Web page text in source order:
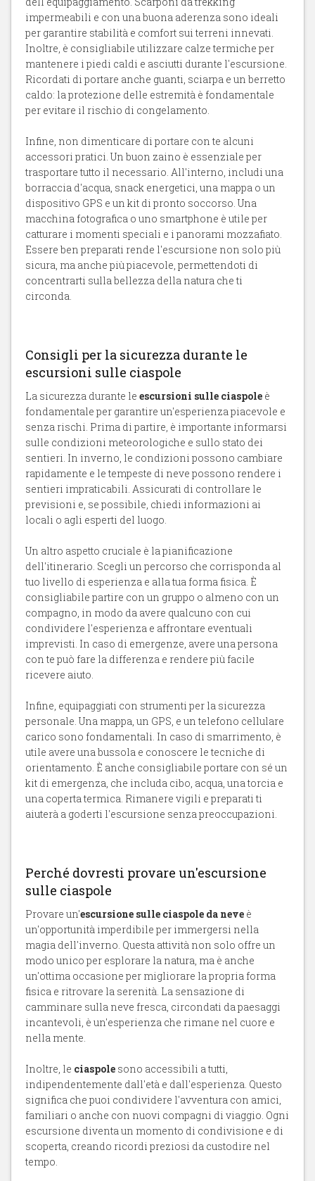
impermeabili e con una buona aderenza sono ideali
per garantire stabilità e comfort sui terreni innevati.
Inoltre, è consigliabile utilizzare calze termiche per
mantenere i piedi caldi e asciutti durante l'escursione.
Ricordati di portare anche guanti, sciarpa e un berretto
caldo: la protezione delle estremità è fondamentale
per evitare il rischio di congelamento.
Infine, non dimenticare di portare con te alcuni
accessori pratici. Un buon zaino è essenziale per
trasportare tutto il necessario. All'interno, includi una
borraccia d'acqua, snack energetici, una mappa o un
dispositivo GPS e un kit di pronto soccorso. Una
macchina fotografica o uno smartphone è utile per
catturare i momenti speciali e i panorami mozzafiato.
Essere ben preparati rende l'escursione non solo più
sicura, ma anche più piacevole, permettendoti di
concentrarti sulla bellezza della natura che ti
circonda.
Consigli per la sicurezza durante le
escursioni sulle ciaspole
La sicurezza durante le escursioni sulle ciaspole è
fondamentale per garantire un'esperienza piacevole e
senza rischi. Prima di partire, è importante informarsi
sulle condizioni meteorologiche e sullo stato dei
sentieri. In inverno, le condizioni possono cambiare
rapidamente e le tempeste di neve possono rendere i
sentieri impraticabili. Assicurati di controllare le
previsioni e, se possibile, chiedi informazioni ai
locali o agli esperti del luogo.
Un altro aspetto cruciale è la pianificazione
dell'itinerario. Scegli un percorso che corrisponda al
tuo livello di esperienza e alla tua forma fisica. È
consigliabile partire con un gruppo o almeno con un
compagno, in modo da avere qualcuno con cui
condividere l'esperienza e affrontare eventuali
imprevisti. In caso di emergenze, avere una persona
con te può fare la differenza e rendere più facile
ricevere aiuto.
Infine, equipaggiati con strumenti per la sicurezza
personale. Una mappa, un GPS, e un telefono cellulare
carico sono fondamentali. In caso di smarrimento, è
utile avere una bussola e conoscere le tecniche di
orientamento. È anche consigliabile portare con sé un
kit di emergenza, che includa cibo, acqua, una torcia e
una coperta termica. Rimanere vigili e preparati ti
aiuterà a goderti l'escursione senza preoccupazioni.
Perché dovresti provare un'escursione
sulle ciaspole
Provare un'escursione sulle ciaspole da neve è
un'opportunità imperdibile per immergersi nella
magia dell'inverno. Questa attività non solo offre un
modo unico per esplorare la natura, ma è anche
un'ottima occasione per migliorare la propria forma
fisica e ritrovare la serenità. La sensazione di
camminare sulla neve fresca, circondati da paesaggi
incantevoli, è un'esperienza che rimane nel cuore e
nella mente.
Inoltre, le ciaspole sono accessibili a tutti,
indipendentemente dall'età e dall'esperienza. Questo
significa che puoi condividere l'avventura con amici,
familiari o anche con nuovi compagni di viaggio. Ogni
escursione diventa un momento di condivisione e di
scoperta, creando ricordi preziosi da custodire nel
tempo.